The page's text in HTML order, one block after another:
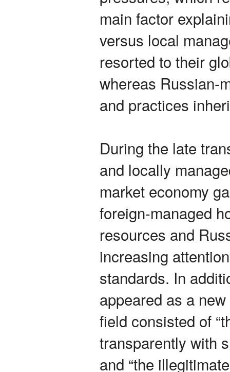
main factor
versus local
resorted to their
whereas Russian-
and practices
During the late
and locally
market economy
foreign-managed
resources and
increasing
standards. In
appeared as a
field consisted of
transparently with
and “the